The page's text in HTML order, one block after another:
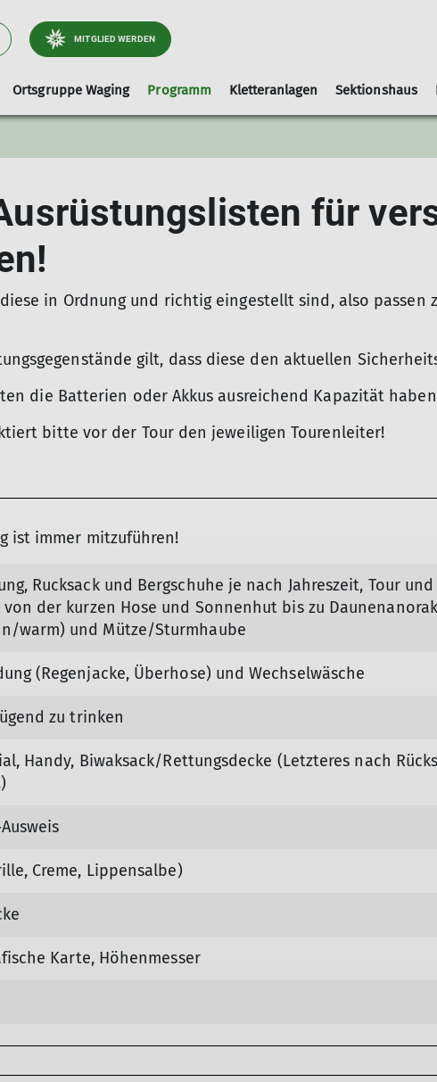
MITGLIED WERDEN
Arbeitsgebiet Wege Tourenleiter Artikel und Berichte
Ortsgruppe Waging
Leihausrüstung
Programm
Ausrüstungslisten
Kletteranlagen
Kletterhalle-Waging
Hallenbelegung (extern)
Kinderklettern
Sektionshaus
für
in Ordnung und richtig eingestellt sind, also passen
gilt, dass diese den aktuellen
die Batterien oder Akkus ausreichend Kapazität
bitte vor der Tour den jeweiligen Tourenleiter!
ist immer mitzuführen!
Rucksack und Bergschuhe je nach Jahreszeit, Tour und
der kurzen Hose und Sonnenhut bis zu
warm) und Mütze/Sturmhaube
(Regenjacke, Überhose) und Wechselwäsche
zu trinken
Handy, Biwaksack/Rettungsdecke (Letzteres nach
Creme, Lippensalbe)
Karte, Höhenmesser